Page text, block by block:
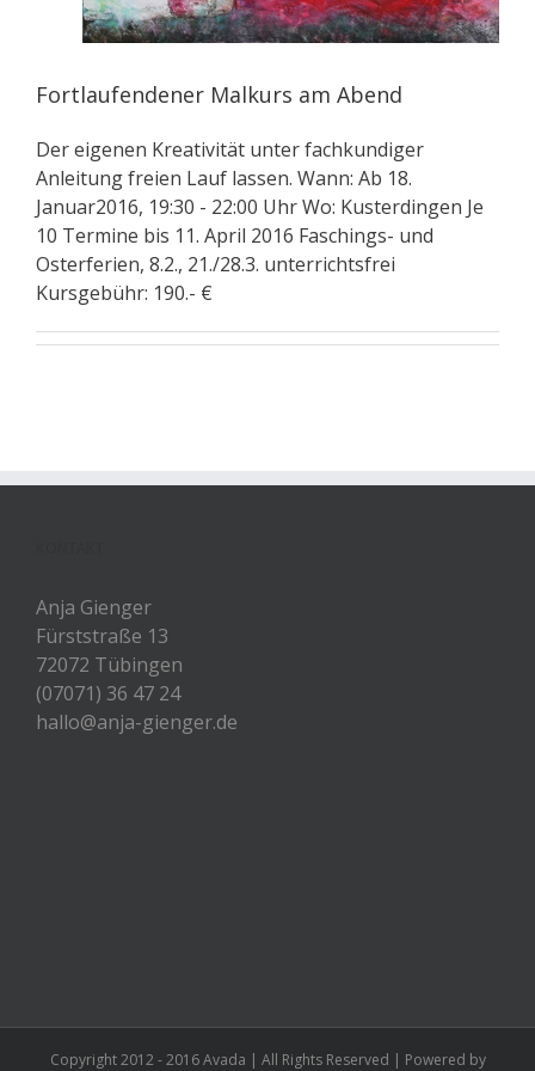
Fortlaufendener Malkurs am Abend
Der eigenen Kreativität unter fachkundiger
Anleitung freien Lauf lassen. Wann: Ab 18.
Januar2016, 19:30 - 22:00 Uhr Wo: Kusterdingen Je
10 Termine bis 11. April 2016 Faschings- und
Osterferien, 8.2., 21./28.3. unterrichtsfrei
Kursgebühr: 190.- €
Anja Gienger
Fürststraße 13
72072 Tübingen
(07071) 36 47 24
hallo@anja-gienger.de
Copyright 2012 - 2016 Avada | All Rights Reserved | Powered by